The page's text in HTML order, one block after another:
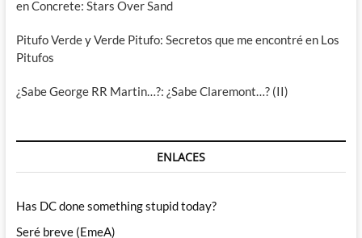
en Concrete: Stars Over Sand
Pitufo Verde y Verde Pitufo: Secretos que me encontré en Los
Pitufos
¿Sabe George RR Martin…?: ¿Sabe Claremont…? (II)
ENLACES
Has DC done something stupid today?
Seré breve (EmeA)